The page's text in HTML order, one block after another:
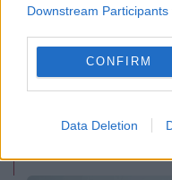
Downstream Participants
CONFIRM
Data Deletion
Legea
USR din